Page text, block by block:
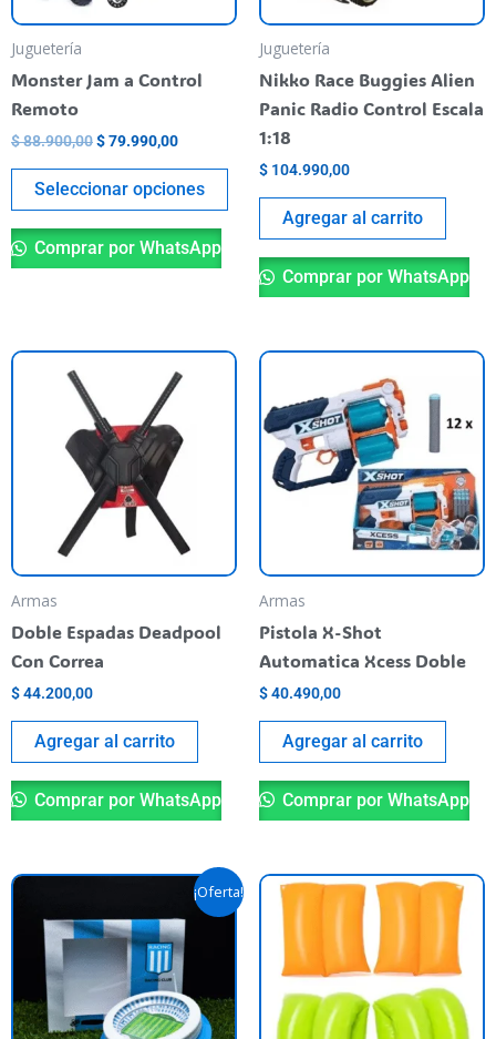
Juguetería
Monster Jam a Control
Remoto
$88.900,00$79.990,00
Seleccionar opciones
se
pueden
elegir
página
producto
Comprar por WhatsApp
Juguetería
Nikko Race Buggies Alien
Panic Radio Control Escala
1:18
$ 104.990,00
Agregar al carrito
Comprar por WhatsApp
Armas
Doble Espadas Deadpool
Con Correa
$44.200,00
Agregar al carrito
Comprar por WhatsApp
Armas
Pistola X-Shot
Automatica Xcess Doble
$40.490,00
Agregar al carrito
Comprar por WhatsApp
¡Oferta!
El
original
era:
$ 59.900,00.
El
precio
actual
es:
$ 40.000,00.